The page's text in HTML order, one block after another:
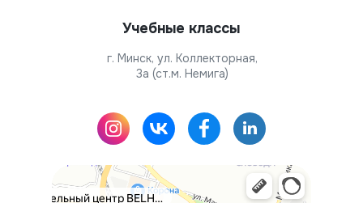
Учебные классы
г. Минск, ул. Коллекторная,
3а (ст.м. Немига)